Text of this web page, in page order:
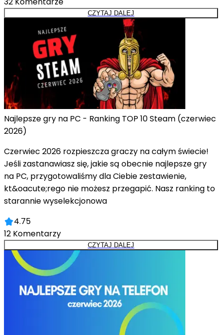
CZYTAJ DALEJ
Najlepsze gry na PC - Ranking TOP 10 Steam (czerwiec
2026)
Czerwiec 2026 rozpieszcza graczy na całym świecie!
Jeśli zastanawiasz się, jakie są obecnie najlepsze gry
na PC, przygotowaliśmy dla Ciebie zestawienie,
kt&oacute;rego nie możesz przegapić. Nasz ranking to
starannie wyselekcjonowa
4.75
12 Komentarzy
CZYTAJ DALEJ